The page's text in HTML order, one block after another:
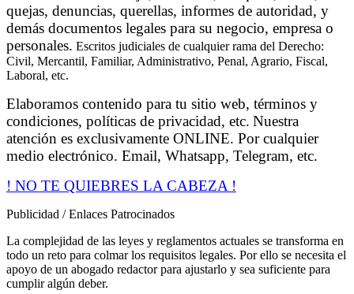
quejas, denuncias, querellas, informes de autoridad, y
demás documentos legales para su negocio, empresa o
personales. Escritos judiciales de cualquier rama del Derecho:
Civil, Mercantil, Familiar, Administrativo, Penal, Agrario, Fiscal,
Laboral, etc.
Elaboramos contenido para tu sitio web, términos y
condiciones, políticas de privacidad, etc. Nuestra
atención es exclusivamente ONLINE. Por cualquier
medio electrónico. Email, Whatsapp, Telegram, etc.
! NO TE QUIEBRES LA CABEZA !
Publicidad / Enlaces Patrocinados
La complejidad de las leyes y reglamentos actuales se transforma en
todo un reto para colmar los requisitos legales. Por ello se necesita el
apoyo de un abogado redactor para ajustarlo y sea suficiente para
cumplir algún deber.